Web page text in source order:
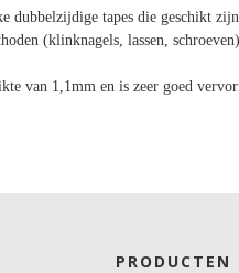
dubbelzijdige tapes die geschikt
(klinknagels, lassen,
van 1,1mm en is zeer goed
PRODUCTEN